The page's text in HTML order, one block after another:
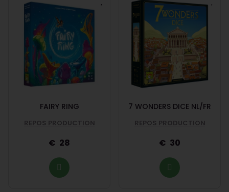
FAIRY RING
REPOS PRODUCTION
28
7 WONDERS DICE NL/FR
REPOS PRODUCTION
30